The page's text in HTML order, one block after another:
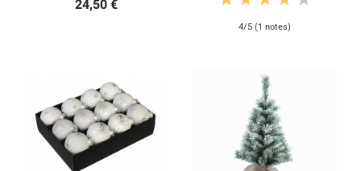
24,50 €
4/5 (1 notes)